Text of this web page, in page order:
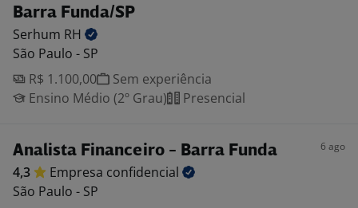
Barra Funda/SP
Serhum RH
São Paulo - SP
R$ 1.100,00
Sem experiência
Ensino Médio (2º Grau)
Presencial
Analista Financeiro - Barra Funda 6 ago
4,3 Empresa confidencial
São Paulo - SP